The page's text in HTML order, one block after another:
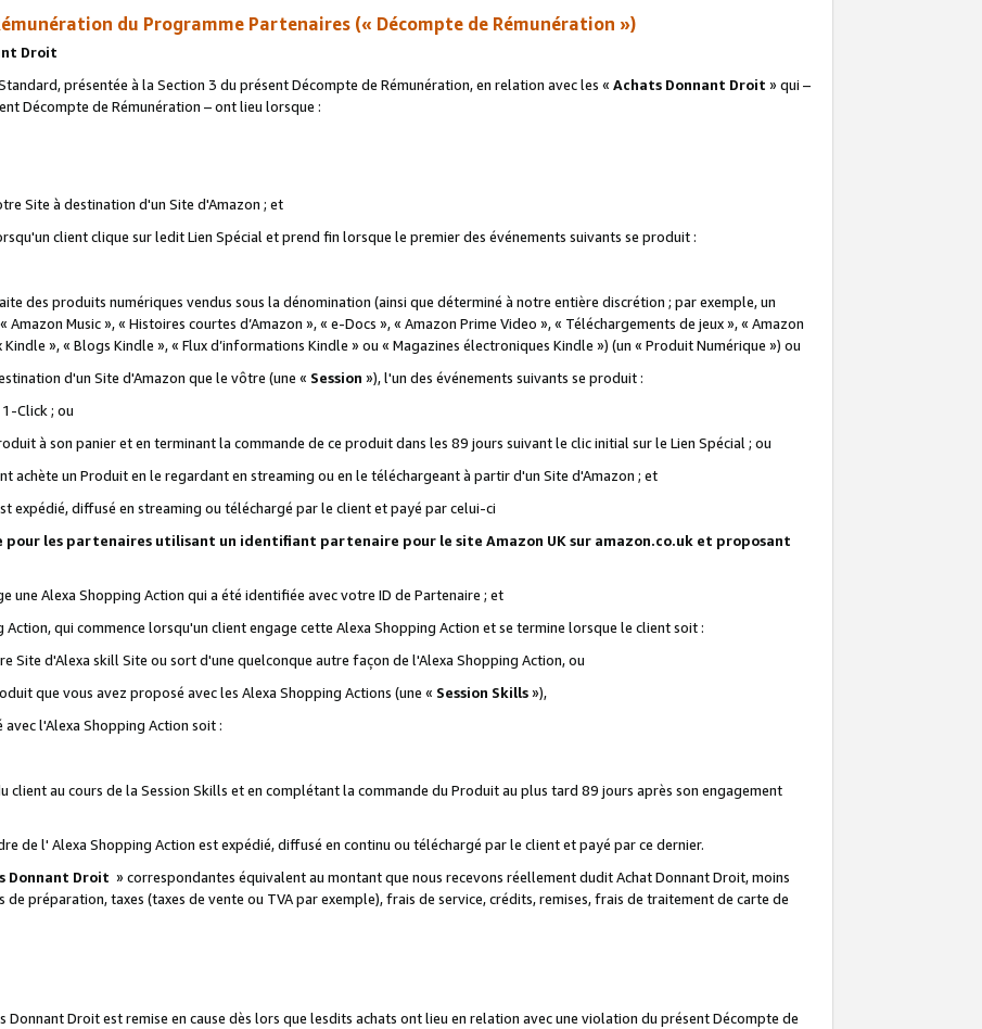
du Programme Partenaires (« Décompte de Rémunération »)
Droit
présentée à la Section 3 du présent Décompte de Rémunération, en relation avec les « Achats Donnant Droit » qui –
Décompte de Rémunération – ont lieu lorsque :
Site à destination d'un Site d'Amazon ; et
client clique sur ledit Lien Spécial et prend fin lorsque le premier des événements suivants se produit :
des produits numériques vendus sous la dénomination (ainsi que déterminé à notre entière discrétion ; par exemple, un
Music », « Histoires courtes d’Amazon », « e-Docs », « Amazon Prime Video », « Téléchargements de jeux », « Amazon
», « Blogs Kindle », « Flux d’informations Kindle » ou « Magazines électroniques Kindle ») (un « Produit Numérique ») ou
d'un Site d'Amazon que le vôtre (une « Session »), l'un des événements suivants se produit :
Click ; ou
à son panier et en terminant la commande de ce produit dans les 89 jours suivant le clic initial sur le Lien Spécial ; ou
un Produit en le regardant en streaming ou en le téléchargeant à partir d'un Site d'Amazon ; et
expédié, diffusé en streaming ou téléchargé par le client et payé par celui-ci
les partenaires utilisant un identifiant partenaire pour le site Amazon UK sur amazon.co.uk et proposant
Alexa Shopping Action qui a été identifiée avec votre ID de Partenaire ; et
qui commence lorsqu'un client engage cette Alexa Shopping Action et se termine lorsque le client soit :
Site d'Alexa skill Site ou sort d'une quelconque autre façon de l'Alexa Shopping Action, ou
que vous avez proposé avec les Alexa Shopping Actions (une « Session Skills»),
l'Alexa Shopping Action soit :
au cours de la Session Skills et en complétant la commande du Produit au plus tard 89 jours après son engagement
de l' Alexa Shopping Action est expédié, diffusé en continu ou téléchargé par le client et payé par ce dernier.
Donnant Droit » correspondantes équivalent au montant que nous recevons réellement dudit Achat Donnant Droit, moins
préparation, taxes (taxes de vente ou TVA par exemple), frais de service, crédits, remises, frais de traitement de carte de
Droit est remise en cause dès lors que lesdits achats ont lieu en relation avec une violation du présent Décompte de